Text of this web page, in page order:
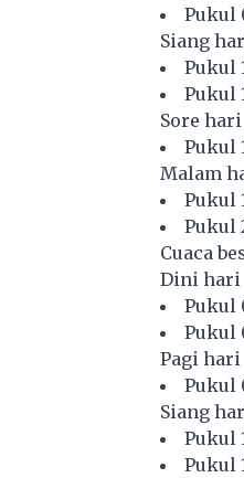
Pukul
Siang
Pukul
Pukul
Sore hari
Pukul
Malam
Pukul
Pukul
Cuaca
Dini hari
Pukul
Pukul
Pagi hari
Pukul
Siang
Pukul
Pukul